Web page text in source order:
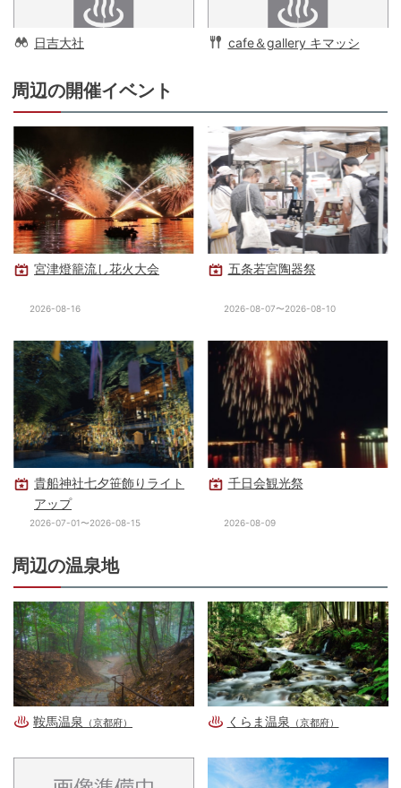
日吉大社 cafe＆gallery キマッシ
周辺の開催イベント
宮津燈籠流し花火大会
2026-08-16
五条若宮陶器祭
2026-08-07〜2026-08-10
貴船神社七夕笹飾りライト
アップ
2026-07-01〜2026-08-15
千日会観光祭
2026-08-09
周辺の温泉地
鞍馬温泉 （京都府） くらま温泉 （京都府）